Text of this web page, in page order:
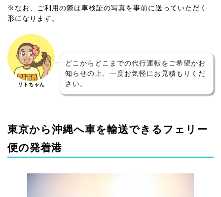
※なお、ご利用の際は車検証の写真を事前に送っていただく
形になります。
リトちゃん
どこからどこまでの代行運転をご希望かお
知らせの上、一度お気軽にお見積もりくだ
さい。
東京から沖縄へ車を輸送できるフェリー
便の発着港